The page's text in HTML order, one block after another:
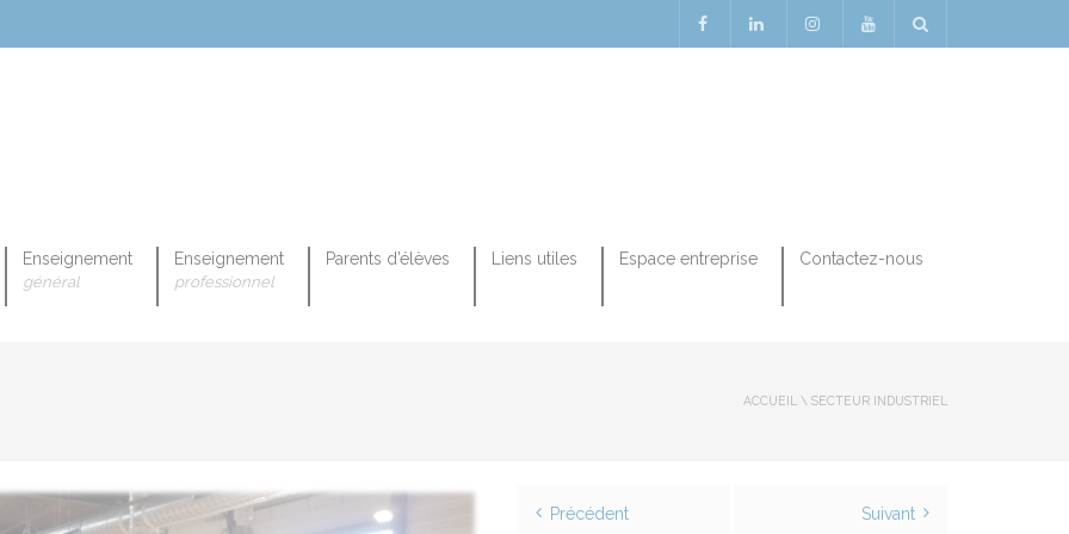
Enseignement
général
Enseignement
professionnel
Parents d’élèves Liens utiles Espace entreprise Contactez-nous
ACCUEIL \ SECTEUR INDUSTRIEL
Précédent Suivant